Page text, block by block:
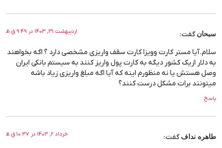
سبحان گفت: اردیبهشت 31, 1403 در 9:49 ق.ظ
سلام.آیا مستر کارت وویزا کارت سقف واریزی مشخصی دارد ؟ اگه بخواهند
به دلار ازیک کشور دیگه به کارت پول واریز کنند به سیستم بانکی ایران
وصل هستش یا نه منظورم اینه که آیا اگه مبلغ واریزی زیاد باشه
میتونند برات مشکل درست کنند؟
پاسخ
طاهره نداف گفت: خرداد 2, 1403 در 10:37 ق.ظ